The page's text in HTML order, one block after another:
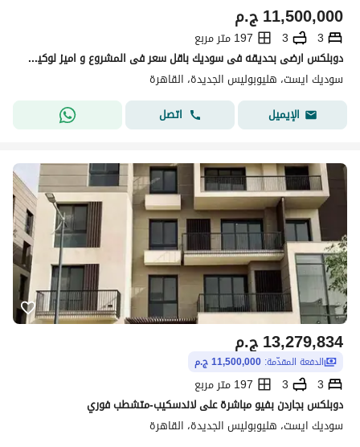
ج.م11,500,000
3
3
197 متر مربع
دوبلكس ارضى بحديقه فى سوديك باقل سعر فى المشروع و اميز لوكيشن
سوديك ايست، هليوبوليس الجديدة، القاهرة
الإيميل
اتصل
ج.م13,279,834
الدفعة المقدّمة: 11,500,000 ج.م
3
3
197 متر مربع
دوبلكس بجاردن بفيو مباشرة على لاندسكيب-متشطب فوري
سوديك ايست، هليوبوليس الجديدة، القاهرة